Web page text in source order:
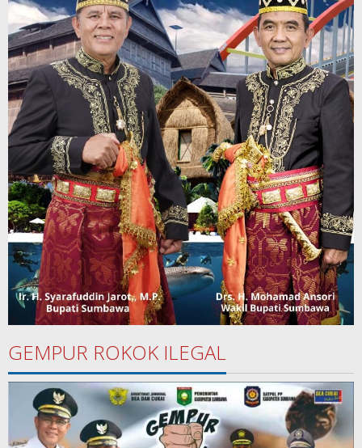
GEMPUR ROKOK ILEGAL